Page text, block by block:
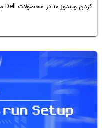
کردن ویندوز ۱۰ در محصولات Dell می‌پردازیم.